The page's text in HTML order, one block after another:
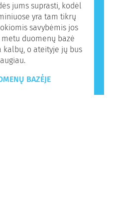
jums suprasti, kodėl
yra tam tikrų
savybėmis jos
duomenų bazė
o ateityje jų bus
BAZĖJE